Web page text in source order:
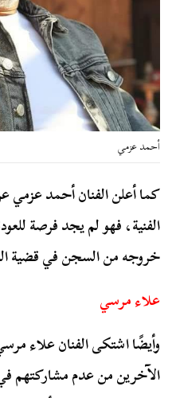
أحمد عزمي
كما أعلن الفنان أحمد عزمي عن
الفنية، فهو لم يجد فرصة
خروجه من السجن في قضية
علاء مرسي
وأيضًا اشتكى الفنان علاء
الآخرين من عدم مشاركتهم